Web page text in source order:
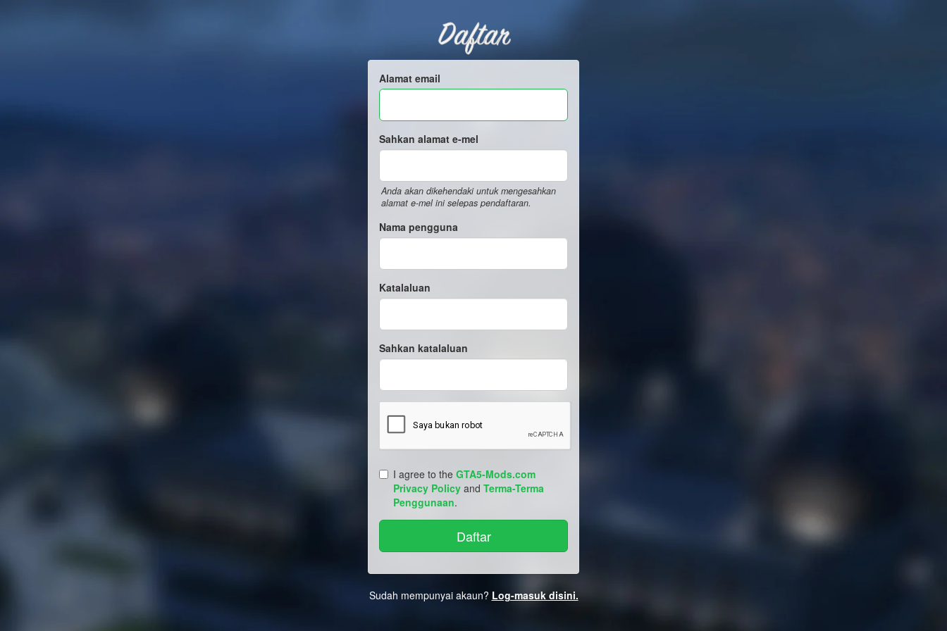
Daftar
Alamat email
Sahkan alamat e-mel
Anda akan dikehendaki untuk mengesahkan
alamat e-mel ini selepas pendaftaran.
Nama pengguna
Katalaluan
Sahkan katalaluan
I agree to the GTA5-Mods.com
Privacy Policy and Terma-Terma
Penggunaan.
Sudah mempunyai akaun? Log-masuk disini.